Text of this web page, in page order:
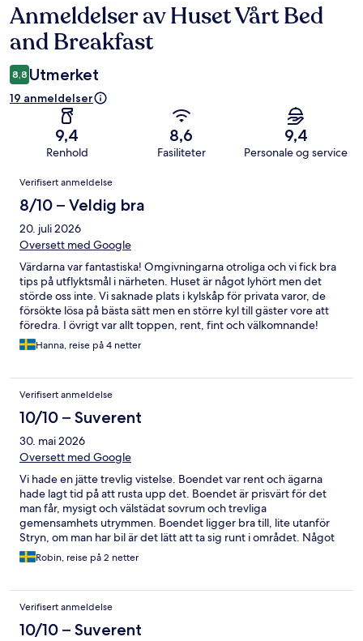
Anmeldelser
Anmeldelser av Huset Vårt Bed
and Breakfast
8,8 Utmerket
19 anmeldelser
9,4
Renhold
8,6
Fasiliteter
9,4
Personale og service
Anmeldelser
Verifisert anmeldelse
8/10 – Veldig bra
20. juli 2026
Oversett med Google
Värdarna var fantastiska! Omgivningarna otroliga och vi fick bra
tips på utflyktsmål i närheten. Huset är något lyhört men det
störde oss inte. Vi saknade plats i kylskåp för privata varor, de
försökte lösa på bästa sätt men en större kyl till gäster vore att
föredra. I övrigt var allt toppen, rent, fint och välkomnande!
Hanna, reise på 4 netter
Verifisert anmeldelse
10/10 – Suverent
30. mai 2026
Oversett med Google
Vi hade en jätte trevlig vistelse. Boendet var rent och ägarna
hade lagt tid på att rusta upp det. Boendet är prisvärt för det
man får, mysigt och välstädat sovrum och trevliga
gemensamhets utrymmen. Boendet ligger bra till, lite utanför
Stryn, om man har bil är det lätt att ta sig runt i området. Något
som är bra att veta är att boendet är något lyhört, men det var
inget vi störde oss på. Vi kan varmt rekommendera!
Robin, reise på 2 netter
Verifisert anmeldelse
10/10 – Suverent